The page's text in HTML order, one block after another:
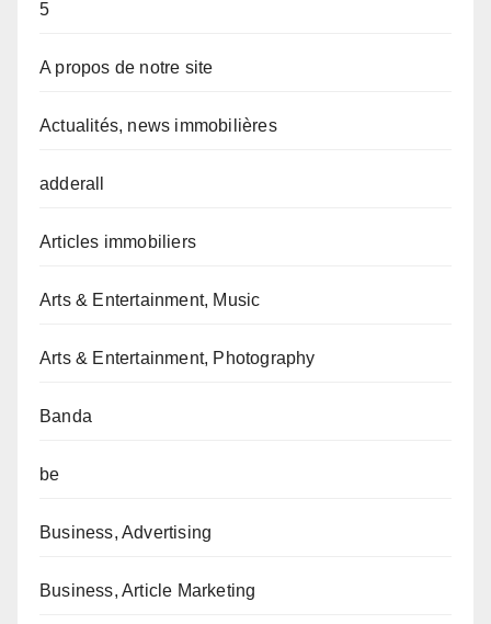
5
A propos de notre site
Actualités, news immobilières
adderall
Articles immobiliers
Arts & Entertainment, Music
Arts & Entertainment, Photography
Banda
be
Business, Advertising
Business, Article Marketing